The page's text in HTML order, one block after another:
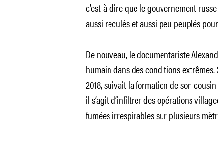
c’est-à-dire que le gouvernement
aussi reculés et aussi peu peuplés
De nouveau, le documentariste
humain dans des conditions
2018, suivait la formation de son
il s’agit d’infiltrer des opérations
fumées irrespirables sur plusieurs